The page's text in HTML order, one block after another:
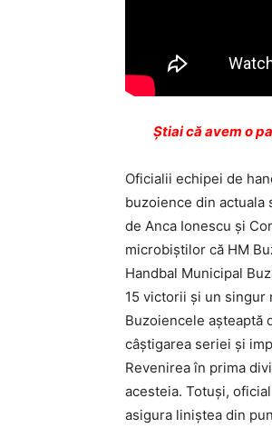
Ştiai că avem o
Oficialii echipei de
buzoience din
de Anca Ionescu şi
microbiştilor că HM
Handbal Municipal
15 victorii şi un singur
Buzoiencele aşteaptă
câştigarea seriei şi
Revenirea în prima
acesteia. Totuşi,
asigura liniştea din